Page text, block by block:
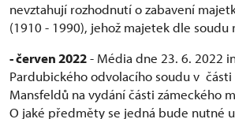
nevztahují rozhodnutí o zabavení
(1910 - 1990), jehož majetek dle soudu
- červen 2022- Média dne 23. 6. 2022
Pardubického odvolacího soudu v
Mansfeldů na vydání části zámeckého
O jaké předměty se jedná bude nutné